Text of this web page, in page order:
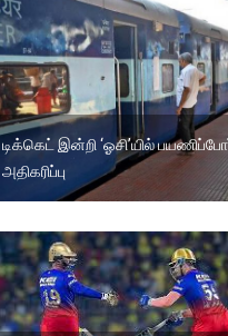
டிக்கெட் இன்றி ‘ஓசி’யில்
அதிகரிப்பு